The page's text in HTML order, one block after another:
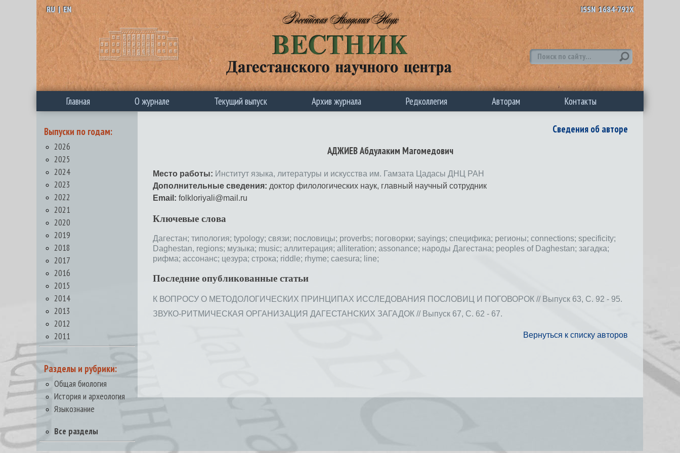
RU | EN ISSN 1684-792X
Главная О журнале Текущий выпуск Архив журнала Редколлегия Авторам Контакты
Выпуски по годам:
2026
2025
2024
2023
2022
2021
2020
2019
2018
2017
2016
2015
2014
2013
2012
2011
Разделы и рубрики:
Общая биология
История и археология
Языкознание
Все разделы
Сведения об авторе
АДЖИЕВ Абдулаким Магомедович
Место работы: Институт языка, литературы и искусства им. Гамзата Цадасы ДНЦ РАН
Дополнительные сведения: доктор филологических наук, главный научный сотрудник
Email: folkloriyali@mail.ru
Ключевые слова
Дагестан; типология; typology; связи; пословицы; proverbs; поговорки; sayings; специфика; регионы; connections; specificity;
Daghestan, regions; музыка; music; аллитерация; alliteration; assonance; народы Дагестана; peoples of Daghestan; загадка;
рифма; ассонанс; цезура; строка; riddle; rhyme; caesura; line;
Последние опубликованные статьи
К ВОПРОСУ О МЕТОДОЛОГИЧЕСКИХ ПРИНЦИПАХ ИССЛЕДОВАНИЯ ПОСЛОВИЦ И ПОГОВОРОК // Выпуск 63, С. 92 - 95.
ЗВУКО-РИТМИЧЕСКАЯ ОРГАНИЗАЦИЯ ДАГЕСТАНСКИХ ЗАГАДОК // Выпуск 67, С. 62 - 67.
Вернуться к списку авторов